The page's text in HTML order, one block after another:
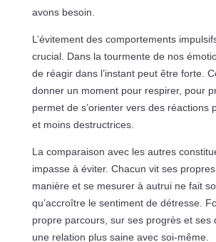
avons besoin.
L’évitement des comportements
crucial. Dans la tourmente de nos
de réagir dans l’instant peut être forte.
donner un moment pour respirer, pour
permet de s’orienter vers des réactions
et moins destructrices.
La comparaison avec les autres
impasse à éviter. Chacun vit ses
manière et se mesurer à autrui ne fait
qu’accroître le sentiment de détresse.
propre parcours, sur ses progrès et ses
une relation plus saine avec soi-même.